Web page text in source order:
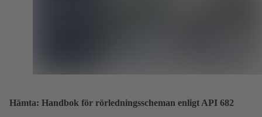
Hämta: Handbok för rörledningsscheman enligt API 682